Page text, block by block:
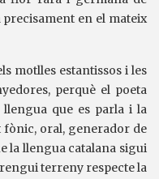
precisament en el mateix
motlles estantissos i les
perquè el poeta
llengua que es parla i la
fònic, oral, generador de
la llengua catalana sigui
terreny respecte la